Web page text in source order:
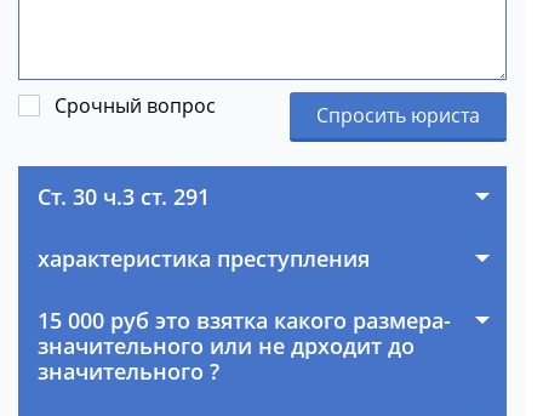
Срочный вопрос Спросить юриста
Ст. 30 ч.3 ст. 291
характеристика преступления
15 000 руб это взятка какого размера-
значительного или не дрходит до
значительного ?